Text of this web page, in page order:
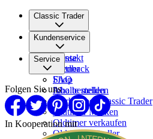
Classic Trader
Über uns
Karriere
Presse
Partner
Kundenservice
Kontakt
Feedback
FAQ
Inhalte melden
Service
Shop
Abo bestellen
Werben bei Classic Trader
Oldtimer Marken
Oldtimer verkaufen
Oldtimer Händler
Folgen Sie uns
In Kooperation mit